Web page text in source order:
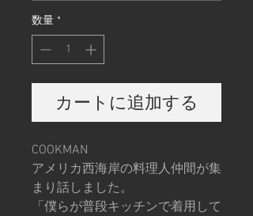
数量 *
カートに追加する
COOKMAN
アメリカ西海岸の料理人仲間が集
まり話しました。
「僕らが普段キッチンで着用して